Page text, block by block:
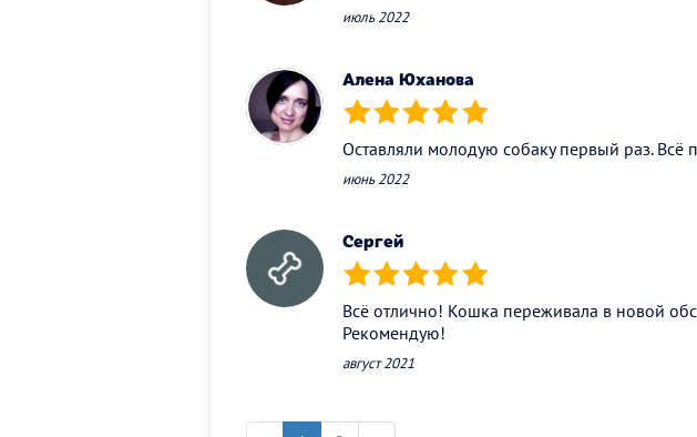
июль 2022
Алена Юханова
(*) (*) (*) (*) (*)
Оставляли молодую собаку первый раз. Всё
июнь 2022
Сергей
(*) (*) (*) (*) (*)
Всё отлично! Кошка переживала в новой
Рекомендую!
август 2021